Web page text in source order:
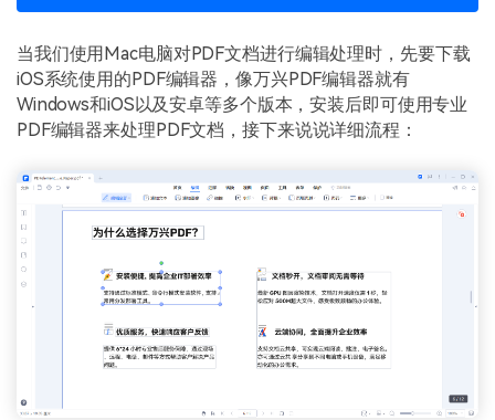
当我们使用Mac电脑对PDF文档进行编辑处理时，先要下载
iOS系统使用的PDF编辑器，像万兴PDF编辑器就有
Windows和iOS以及安卓等多个版本，安装后即可使用专业
PDF编辑器来处理PDF文档，接下来说说详细流程：